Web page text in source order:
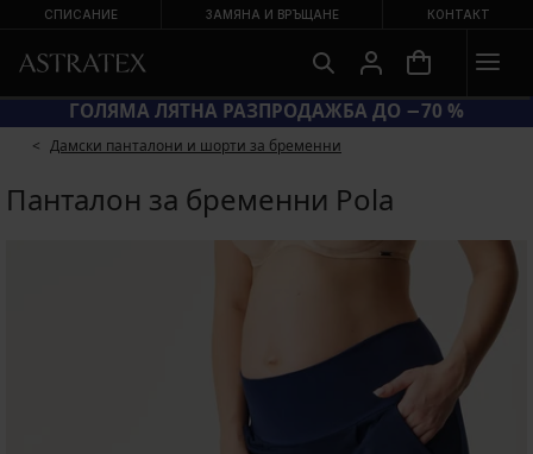
СПИСАНИЕ ЗАМЯНА И ВРЪЩАНЕ КОНТАКТ
= ЕКСТРА −20 % НА НАМАЛЕНИ БАНСКИ
Дамски панталони и шорти за бременни
Панталон за бременни Pola